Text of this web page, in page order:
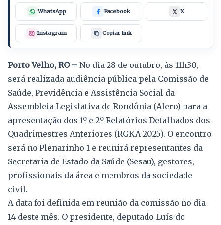
WhatsApp Facebook X
Instagram Copiar link
Porto Velho, RO – No dia 28 de outubro, às 11h30,
será realizada audiência pública pela Comissão de
Saúde, Previdência e Assistência Social da
Assembleia Legislativa de Rondônia (Alero) para a
apresentação dos 1º e 2º Relatórios Detalhados dos
Quadrimestres Anteriores (RGKA 2025). O encontro
será no Plenarinho 1 e reunirá representantes da
Secretaria de Estado da Saúde (Sesau), gestores,
profissionais da área e membros da sociedade
civil.
A data foi definida em reunião da comissão no dia
14 deste mês. O presidente, deputado Luís do